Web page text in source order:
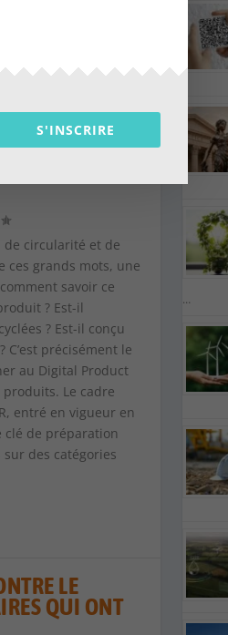
légères pour les
PRODUITS :
de circularité et de
ces grands mots, une
savoir ce
? Est-il
? Est-il conçu
précisément le
au Digital Product
Le cadre
entré en vigueur en
clé de préparation
sur des catégories
LE
QUI ONT
…
S'INSCRIRE